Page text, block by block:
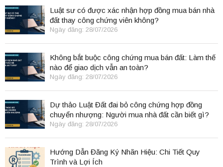
Luật sư có được xác nhận hợp đồng mua bán nhà
đất thay công chứng viên không?
Ngày đăng: 28/07/2026
Không bắt buộc công chứng mua bán đất: Làm thế
nào để giao dịch vẫn an toàn?
Ngày đăng: 28/07/2026
Dự thảo Luật Đất đai bỏ công chứng hợp đồng
chuyển nhượng: Người mua nhà đất cần biết gì?
Ngày đăng: 28/07/2026
Hướng Dẫn Đăng Ký Nhãn Hiệu: Chi Tiết Quy
Trình và Lợi Ích